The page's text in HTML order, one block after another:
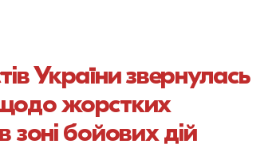
України звернулась
жорстких
зоні бойових дій